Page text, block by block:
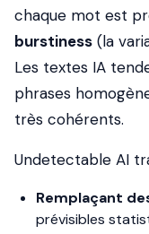
chaque mot est
burstiness (la
Les textes IA
phrases
très cohérents.
Undetectable AI
Remplaçant
prévisibles